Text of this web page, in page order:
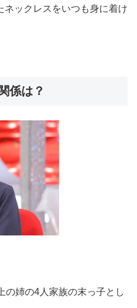
ックレスをいつも身に着け
係は？
の姉の4人家族の末っ子とし